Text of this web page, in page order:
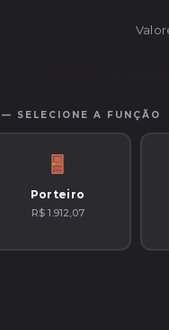
— SELECIONE A FUNÇÃO
Porteiro
R$ 1.912,07